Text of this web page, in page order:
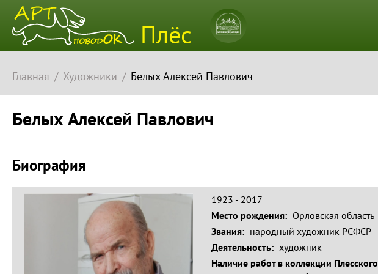
Плёс
Плёсский
музей-
заповедник
Главная Художники Белых Алексей Павлович
Белых Алексей Павлович
Биография
1923 - 2017
Место рождения: Орловская область
Звания: народный художник РСФСР
Деятельность: художник
Наличие работ в коллекции Плесского